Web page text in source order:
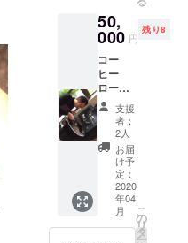
はさせ
ませ
ん。 *サ
ブスク
リプ
ション
サービ
スへの
ご参加
はオン
ライン
ストア
からご
決済頂
く必要
があり
ます。
同クオ
リティ
の素晴
らしい
コー
ヒー豆
をご用
意しま
すの
で、絶
対に損
はさせ
ませ
ん。 *サ
リップ
用の中
お送り
しま
す。 *サ
ブスク
リプ
ション
サービ
スへの
ご参加
はオン
ライン
ストア
煎セミ
ナー 日
相談。
※場所：
chouett
e
torréfa
cteur
laborat
oire 店
舗 ※交
通費、
宿泊費
が必要
な場合
容によ
り原材
料費を
別で頂
戴いた
しま
す。 日
程や内
容など
のやり
とりは
メール
にてや
らせて
いただ
きま
50,
000 円
残り8
コー
ヒー
ロース
トマス
ター
コース
（セミ
ナー）
コー
ヒー
ロース
トマス
ター
支援
者：
2人
お届
け予
定：
2020
年04
月
こ
の
リ
タ
ー